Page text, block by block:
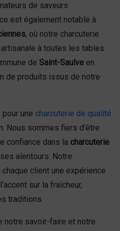
de saveurs
est également notable à
, où notre charcuterie
à toutes les tables.
de Saint-Saulve en
de produits issus de notre
une charcuterie de qualité
Nous sommes fiers d’être
confiance dans la charcuterie
alentours. Notre
client une expérience
sur la fraîcheur,
traditions.
notre savoir-faire et notre